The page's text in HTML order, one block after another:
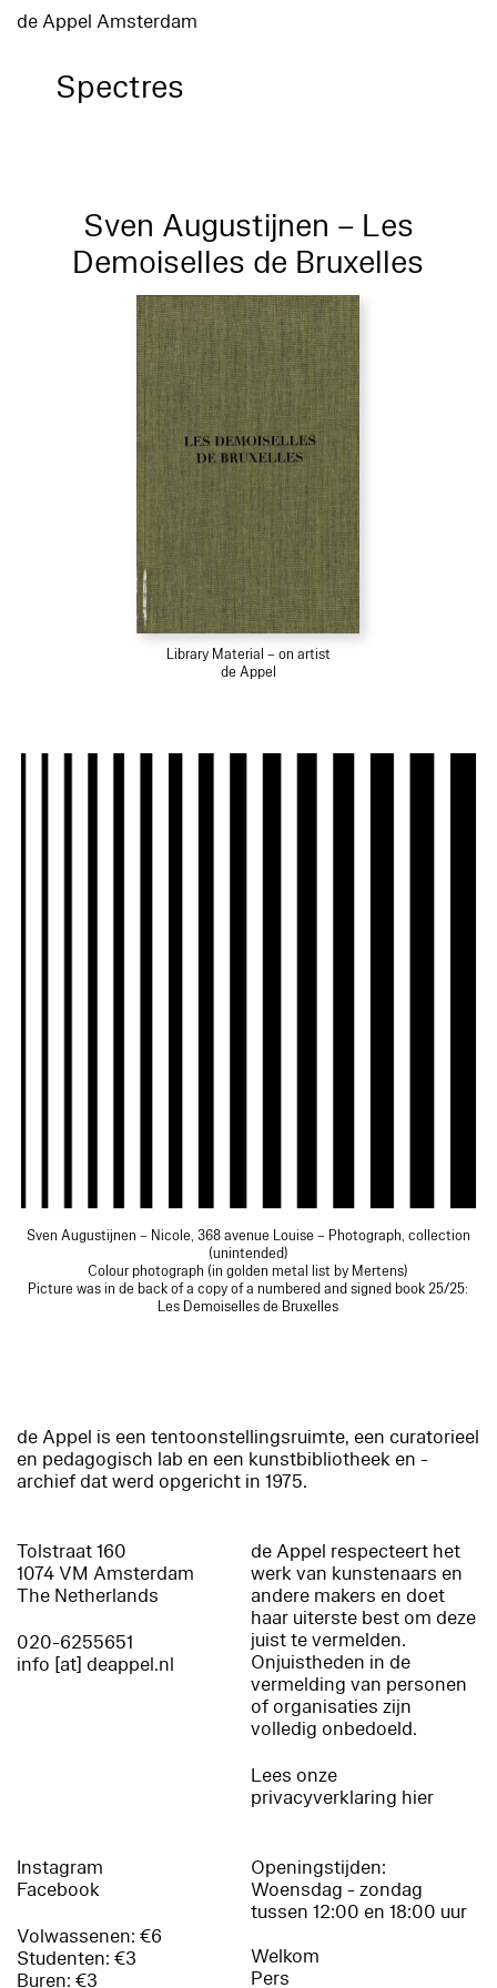
de Appel Amsterdam
Spectres
Sven Augustijnen – Les
Demoiselles de Bruxelles
Library Material – on artist
de Appel
Sven Augustijnen – Nicole, 368 avenue Louise – Photograph, collection
(unintended)
Colour photograph (in golden metal list by Mertens)
Picture was in de back of a copy of a numbered and signed book 25/25:
Les Demoiselles de Bruxelles
de Appel is een tentoonstellingsruimte, een curatorieel
en pedagogisch lab en een kunstbibliotheek en -
archief dat werd opgericht in 1975.
Tolstraat 160
1074 VM Amsterdam
The Netherlands
020-6255651
info [at] deappel.nl
de Appel respecteert het
werk van kunstenaars en
andere makers en doet
haar uiterste best om deze
juist te vermelden.
Onjuistheden in de
vermelding van personen
of organisaties zijn
volledig onbedoeld.
Lees onze
privacyverklaring hier
Instagram
Facebook
Volwassenen: €6
Studenten: €3
Buren: €3
Openingstijden:
Woensdag - zondag
tussen 12:00 en 18:00 uur
Welkom
Pers